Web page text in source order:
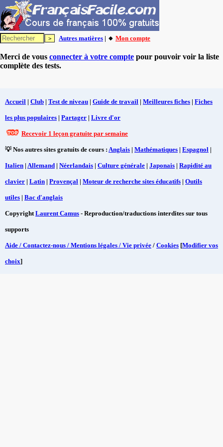
Autres matières | 🔸 Mon compte
Merci de vous connecter à votre compte pour pouvoir voir la liste
complète des tests.
Accueil | Club | Test de niveau | Guide de travail | Meilleures fiches | Fiches
les plus populaires | Partager | Livre d'or
Recevoir 1 leçon gratuite par semaine
💡 Nos autres sites gratuits de cours : Anglais | Mathématiques | Espagnol |
Italien | Allemand | Néerlandais | Culture générale | Japonais | Rapidité au
clavier | Latin | Provençal | Moteur de recherche sites éducatifs | Outils
utiles | Bac d'anglais
CopyrightLaurent Camus - Reproduction/traductions interdites sur tous
supports
Aide / Contactez-nous / Mentions légales / Vie privée / Cookies [Modifier vos
choix]